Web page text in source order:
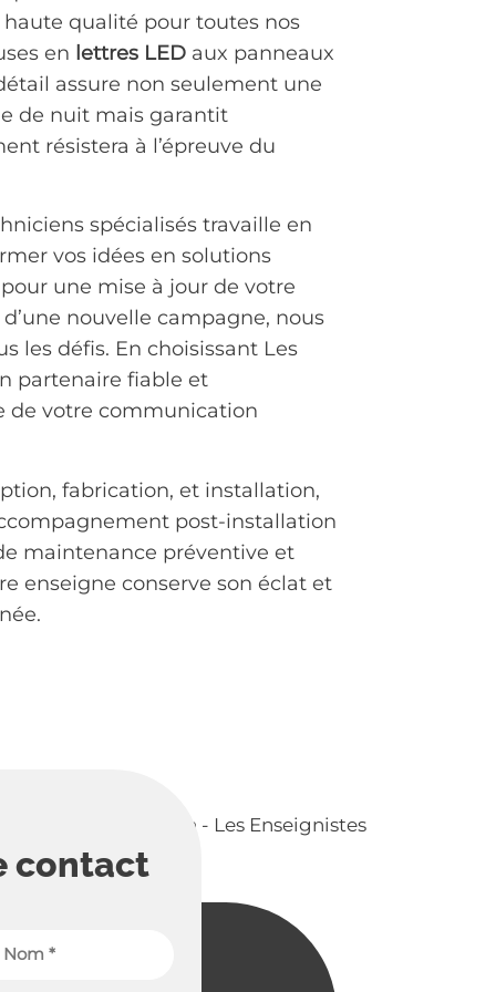
qualité pour toutes nos
en lettres LED aux panneaux
assure non seulement une
de nuit mais garantit
résistera à l’épreuve du
spécialisés travaille en
vos idées en solutions
une mise à jour de votre
nouvelle campagne, nous
les défis. En choisissant Les
partenaire fiable et
de votre communication
fabrication, et installation,
post-installation
maintenance préventive et
enseigne conserve son éclat et
contact